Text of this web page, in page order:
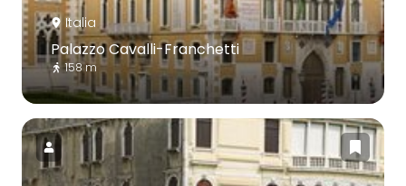
Italia
Palazzo Cavalli-Franchetti
158 m